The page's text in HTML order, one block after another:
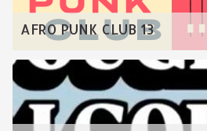
AFRO PUNK CLUB 13